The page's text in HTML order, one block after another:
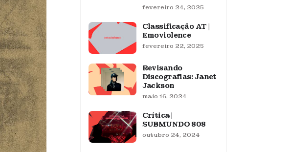
fevereiro 24, 2025
Classificação AT |
Emoviolence
fevereiro 22, 2025
Revisando
Discografias: Janet
Jackson
maio 16, 2024
Crítica |
SUBMUNDO 808
outubro 24, 2024